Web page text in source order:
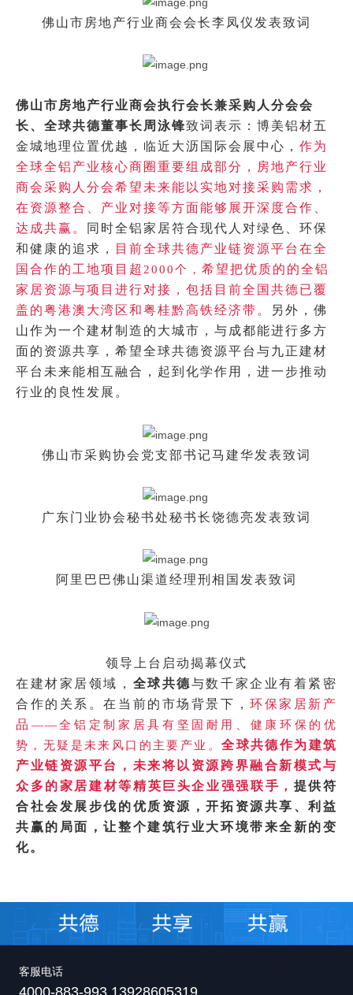
佛山市房地产行业商会会长李凤仪发表致词
佛山市房地产行业商会执行会长兼采购人分会会
长、全球共德董事长周泳锋致词表示：博美铝材五
金城地理位置优越，临近大沥国际会展中心， 作为
全球全铝产业核心商圈重要组成部分，房地产行业
商会采购人分会希望未来能以实地对接采购需求，
在资源整合、产业对接等方面能够展开深度合作、
达成共赢。
同时全铝家居符合现代人对绿色、环保
和健康的追求，
目前全球共德产业链资源平台在全
国合作的工地项目超 2000个， 希望把优质的的全铝
家居资源与项目进行对接，包括目前全国共德已覆
盖的粤港澳大湾区和粤桂黔高铁经济带。
另外，佛
山作为一个建材制造的大城市，与成都能进行多方
面的资源共享，希望全球共德资源平台与九正建材
平台未来能相互融合，起到化学作用，进一步推动
行业的良性发展。
佛山市采购协会党支部书记马建华发表致词
广东门业协会秘书处秘书长饶德亮发表致词
阿里巴巴佛山渠道经理刑相国发表致词
领导上台启动揭幕仪式
在建材家居领域， 全球共德与数千家企业有着紧密
合作的关系。在当前的市场背景下，环保家居新产
品 ——全铝定制家居具有坚固耐用、健康环保的优
势，无疑是未来风口的主要产业。全球共德作为建筑
产业链资源平台，未来将以资源跨界融合新模式与
众多的家居建材等精英巨头企业强强联手 ， 提供符
合社会发展步伐的优质资源，开拓资源共享、利益
共赢的局面，让整个建筑行业大环境带来全新的变
化。
客服电话
4000-883-993 13928605319